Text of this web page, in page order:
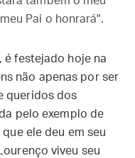
Pai o honrará".
é festejado hoje na
não apenas por ser
queridos dos
pelo exemplo de
ele deu em seu
viveu seu